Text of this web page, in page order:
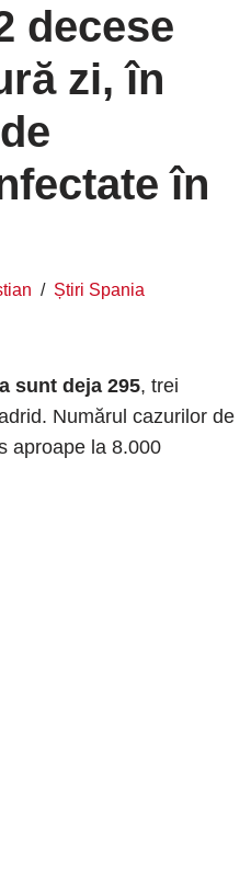
decese
zi, în
în
Știri Spania
sunt deja 295, trei
Numărul cazurilor de
aproape la 8.000